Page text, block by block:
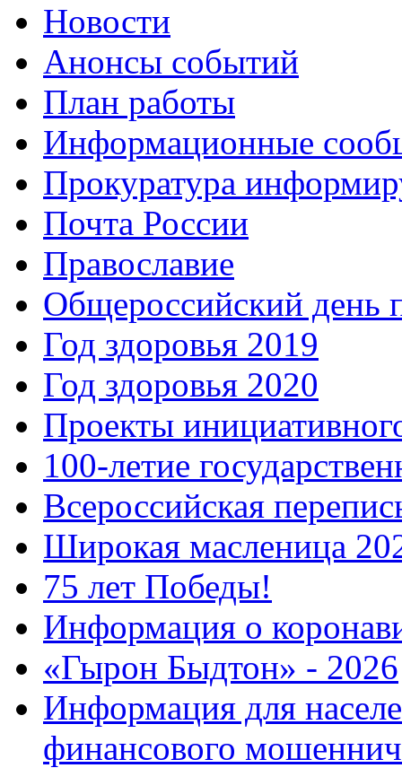
Новости
Анонсы событий
План работы
Информационные
Прокуратура
Почта России
Православие
Общероссийский день
Год здоровья 2019
Год здоровья 2020
Проекты
100-летие
Всероссийская
Широкая масленица
75 лет Победы!
Информация о
«Гырон Быдтон» - 2026
Информация для
финансового